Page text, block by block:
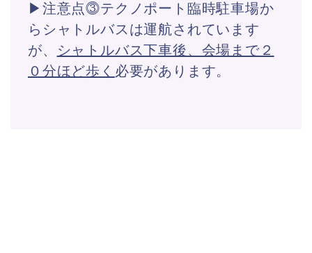
▶注意点⓷テクノポート臨時駐車場か
らシャトルバスは運航されています
が、
シャトルバス下車後、会場まで２
０分ほど歩く 必要があります。